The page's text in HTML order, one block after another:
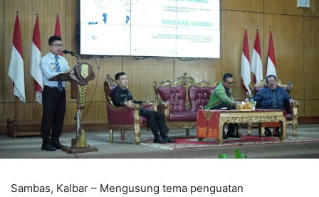
Sambas, Kalbar – Mengusung tema penguatan